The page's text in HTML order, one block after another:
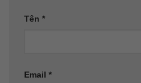
Tên *
Email *